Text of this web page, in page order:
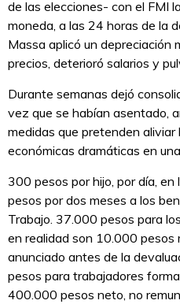
de las elecciones- con el FMI
moneda, a las 24 horas de la
Massa aplicó un depreciación
precios, deterioró salarios y
Durante semanas dejó
vez que se habían asentado,
medidas que pretenden aliviar
económicas dramáticas en
300 pesos por hijo, por día,
pesos por dos meses a los
Trabajo. 37.000 pesos para
en realidad son 10.000 pesos
anunciado antes de la
pesos para trabajadores
400.000 pesos neto, no